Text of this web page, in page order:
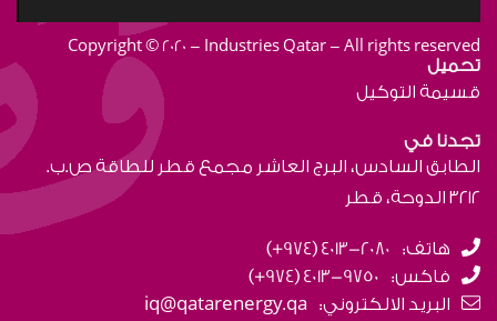
Copyright © 2020 - Industries Qatar - All rights reserved
تحميل
قسيمة التوكيل
تجدنا في
الطابق السادس، البرج العاشر مجمع قطر للطاقة ص.ب.
٣٢١٢ الدوحة، قطر
هاتف: (+974) 4013-2080
فاكس: (+974) 4013-9750
البريد الالكتروني: iq@qatarenergy.qa